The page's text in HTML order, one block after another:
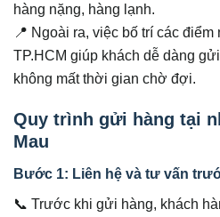
hàng nặng, hàng lạnh.
📍 Ngoài ra, việc bố trí các
TP.HCM giúp khách dễ dàng
không mất thời gian chờ đợi.
Quy trình gửi hàng tại
Mau
Bước 1: Liên hệ và tư vấn
📞 Trước khi gửi hàng, khách